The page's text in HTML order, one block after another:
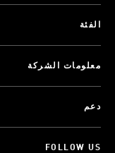
الفئة
معلومات الشركة
دعم
FOLLOW US